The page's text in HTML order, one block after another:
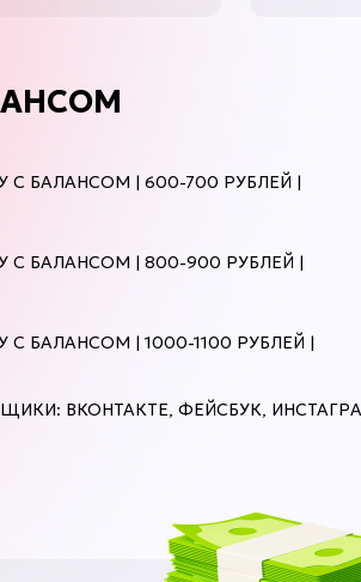
быстрого решения
отозван в пользу
При покупке
Правила могут
С БАЛАНСОМ | 600-700 РУБЛЕЙ |
С БАЛАНСОМ | 800-900 РУБЛЕЙ |
С БАЛАНСОМ | 1000-1100 РУБЛЕЙ |
ВКОНТАКТЕ, ФЕЙСБУК,